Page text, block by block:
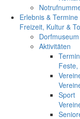
Erlebnis & Termine
Freizeit, Kultur &
Aktivitäten
Sport